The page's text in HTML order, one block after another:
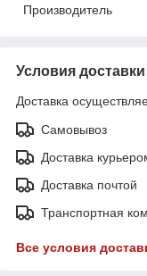
Производитель
Условия доставки
Доставка
Самовывоз
Доставка
Доставка почтой
Транспортная
Все условия